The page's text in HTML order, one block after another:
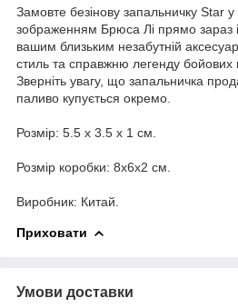
Замовте безінову запальничку Star у
зображенням Брюса Лі прямо зараз
вашим близьким незабутній
стиль та справжню легенду бойових
Зверніть увагу, що запальничка
паливо купується окремо.
Розмір: 5.5 x 3.5 x 1 см.
Розмір коробки: 8х6х2 см.
Виробник: Китай.
Приховати
Умови доставки